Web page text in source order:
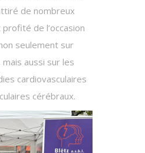
de nombreux
de l’occasion
seulement sur
mais aussi sur les
cardiovasculaires
cérébraux.